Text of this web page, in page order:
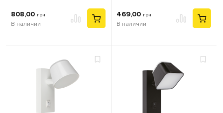
808,00 грн
В наличии
469,00 грн
В наличии